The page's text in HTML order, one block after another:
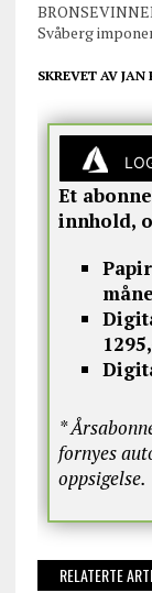
Svåberg
SKREVET AV JAN
Et
innhold,
*
fornyes
oppsigelse.
RELATERTE